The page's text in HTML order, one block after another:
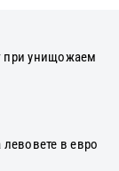
при унищожаем
в евро